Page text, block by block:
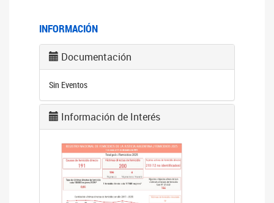
INFORMACIÓN
Documentación
Sin Eventos
Información de Interés